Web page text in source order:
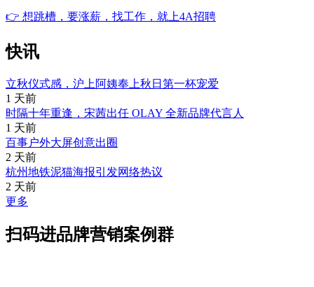
👉 想跳槽，要涨薪，找工作，就上4A招聘
快讯
立秋仪式感，沪上阿姨奉上秋日第一杯宠爱
1 天前
时隔十年重逢，宋茜出任 OLAY 全新品牌代言人
1 天前
百事户外大屏创意出圈
2 天前
杭州地铁泥猫海报引发网络热议
2 天前
更多
扫码进品牌营销案例群